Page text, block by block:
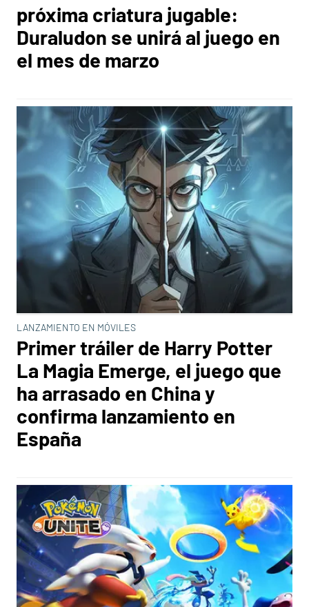
próxima criatura jugable:
Duraludon se unirá al juego en
el mes de marzo
LANZAMIENTO EN MÓVILES
Primer tráiler de Harry Potter
La Magia Emerge, el juego que
ha arrasado en China y
confirma lanzamiento en
España